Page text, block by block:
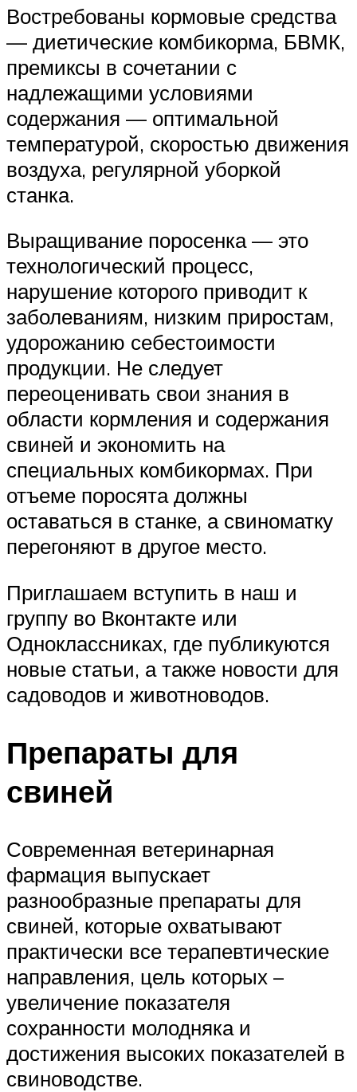
Востребованы кормовые средства
— диетические комбикорма, БВМК,
премиксы в сочетании с
надлежащими условиями
содержания — оптимальной
температурой, скоростью движения
воздуха, регулярной уборкой
станка.
Выращивание поросенка — это
технологический процесс,
нарушение которого приводит к
заболеваниям, низким приростам,
удорожанию себестоимости
продукции. Не следует
переоценивать свои знания в
области кормления и содержания
свиней и экономить на
специальных комбикормах. При
отъеме поросята должны
оставаться в станке, а свиноматку
перегоняют в другое место.
Приглашаем вступить в наш и
группу во Вконтакте или
Одноклассниках, где публикуются
новые статьи, а также новости для
садоводов и животноводов.
Препараты для
свиней
Современная ветеринарная
фармация выпускает
разнообразные препараты для
свиней, которые охватывают
практически все терапевтические
направления, цель которых –
увеличение показателя
сохранности молодняка и
достижения высоких показателей в
свиноводстве.